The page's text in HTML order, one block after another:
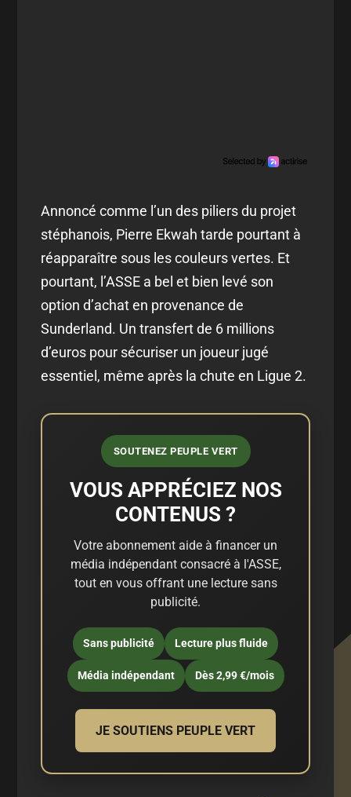
Annoncé comme l’un des piliers du projet
stéphanois, Pierre Ekwah tarde pourtant à
réapparaître sous les couleurs vertes. Et
pourtant, l’ASSE a bel et bien levé son
option d’achat en provenance de
Sunderland. Un transfert de 6 millions
d’euros pour sécuriser un joueur jugé
essentiel, même après la chute en Ligue 2.
SOUTENEZ PEUPLE VERT
VOUS APPRÉCIEZ NOS
CONTENUS ?
Votre abonnement aide à financer un
média indépendant consacré à l'ASSE,
tout en vous offrant une lecture sans
publicité.
Sans publicité Lecture plus fluide
Média indépendant Dès 2,99 €/mois
JE SOUTIENS PEUPLE VERT